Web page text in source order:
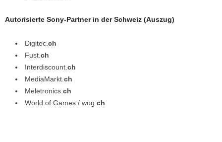
Autorisierte Sony-Partner in der Schweiz (Auszug)
Digitec. ch
Fust. ch
Interdiscount. ch
MediaMarkt. ch
Meletronics. ch
World of Games / wog. ch